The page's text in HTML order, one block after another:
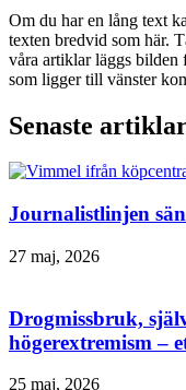
Om du har en lång text
texten bredvid som här.
våra artiklar läggs bilden
som ligger till vänster
Senaste
Journalistlinjen
27 maj, 2026
Drogmissbruk,
högerextremism –
25 maj, 2026